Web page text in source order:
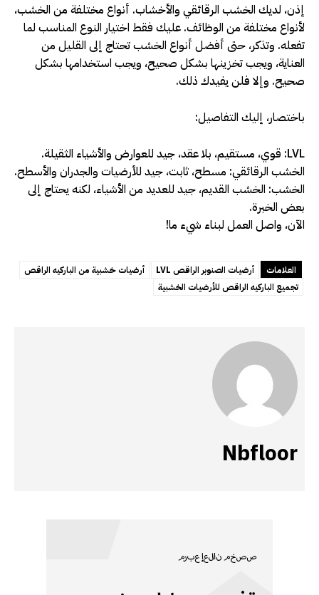
إذن، لديك الخشب الرقائقي والأخشاب. أنواع مختلفة من الخشب،
لأنواع مختلفة من الوظائف. عليك فقط اختيار النوع المناسب لما
تفعله. وتذكر، حتى أفضل أنواع الخشب تحتاج إلى القليل من
العناية، ويجب تخزينها بشكل صحيح، ويجب استخدامها بشكل
صحيح. وإلا فلن يفيدك ذلك.
باختصار، إليك التفاصيل:
LVL: قوي، مستقيم، بلا عقد، جيد للعوارض والأشياء الثقيلة.
الخشب الرقائقي: مسطح، ثابت، جيد للأرضيات والجدران والأسطح.
الخشب: الخشب القديم، جيد للعديد من الأشياء، لكنه يحتاج إلى
بعض الخبرة.
الآن، واصل العمل لبناء شيء ما!
العلامات أرضيات الصنوبر الراقص LVL
أرضيات خشبية من الباركيه الراقص
تجميع الباركيه الراقص للأرضيات الخشبية
Nbfloor